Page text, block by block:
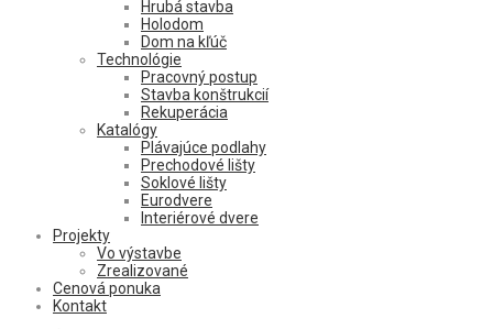
Hrubá stavba
Holodom
Dom na kľúč
Technológie
Pracovný postup
Stavba konštrukcií
Rekuperácia
Katalógy
Plávajúce podlahy
Prechodové lišty
Soklové lišty
Eurodvere
Interiérové dvere
Projekty
Vo výstavbe
Zrealizované
Cenová ponuka
Kontakt